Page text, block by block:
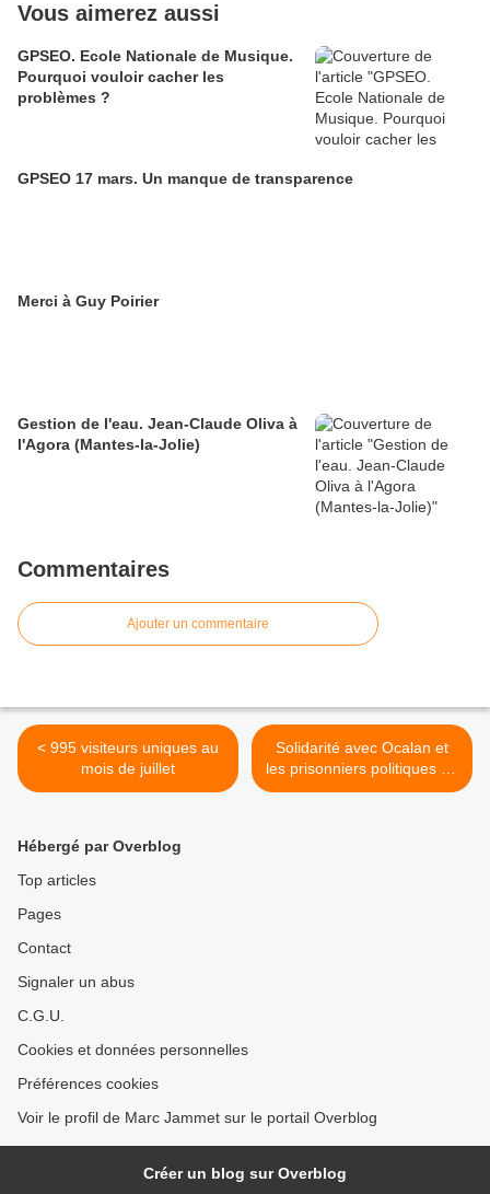
Vous aimerez aussi
GPSEO. Ecole Nationale de Musique.
Pourquoi vouloir cacher les
problèmes ?
GPSEO 17 mars. Un manque de transparence
Merci à Guy Poirier
Gestion de l'eau. Jean-Claude Oliva à
l'Agora (Mantes-la-Jolie)
Commentaires
Ajouter un commentaire
< 995 visiteurs uniques au
mois de juillet
Solidarité avec Ocalan et
les prisonniers politiques en
Turquie >
Hébergé par Overblog
Top articles
Pages
Contact
Signaler un abus
C.G.U.
Cookies et données personnelles
Préférences cookies
Voir le profil de Marc Jammet sur le portail Overblog
Créer un blog sur Overblog